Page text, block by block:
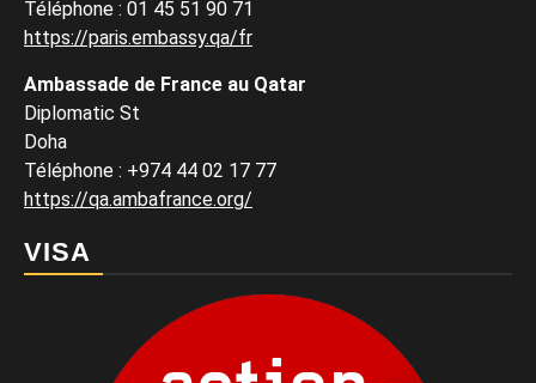
Téléphone : 01 45 51 90 71
https://paris.embassy.qa/fr
Ambassade de France au Qatar
Diplomatic St
Doha
Téléphone : +974 44 02 17 77
https://qa.ambafrance.org/
VISA